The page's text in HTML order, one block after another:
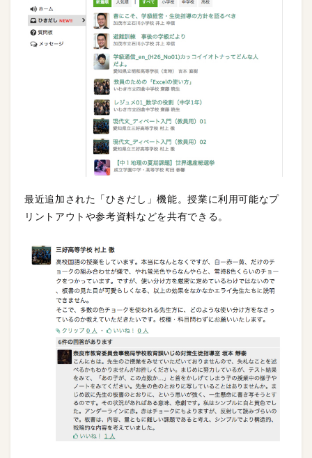
最近追加された「ひきだし」機能。授業に利用可能なプ
リントアウトや参考資料などを共有できる。